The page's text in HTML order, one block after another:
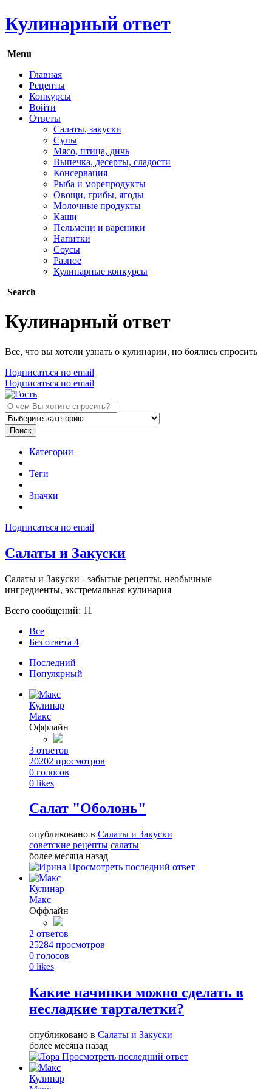
Кулинарный ответ
Menu
Главная
Рецепты
Конкурсы
Войти
Ответы
Салаты, закуски
Супы
Мясо, птица, дичь
Выпечка, десерты, сладости
Консервация
Рыба и морепродукты
Овощи, грибы, ягоды
Молочные продукты
Каши
Пельмени и вареники
Напитки
Соусы
Разное
Кулинарные конкурсы
Search
Кулинарный ответ
Все, что вы хотели узнать о кулинарии, но боялись спросить
Подписаться по email
Подписаться по email
Поиск
Категории
Теги
Значки
Подписаться по email
Салаты и Закуски
Салаты и Закуски - забытые рецепты, необычные
ингредиенты, экстремальная кулинария
Всего сообщений: 11
Все
Без ответа 4
Последний
Популярный
Кулинар
Макс
Оффлайн
3 ответов
20202 просмотров
0 голосов
0 likes
Салат "Оболонь"
опубликовано в Салаты и Закуски
советские рецепты салаты
более месяца назад
Просмотреть последний ответ
Кулинар
Макс
Оффлайн
2 ответов
25284 просмотров
0 голосов
0 likes
Какие начинки можно сделать в
несладкие тарталетки?
опубликовано в Салаты и Закуски
более месяца назад
Просмотреть последний ответ
Кулинар